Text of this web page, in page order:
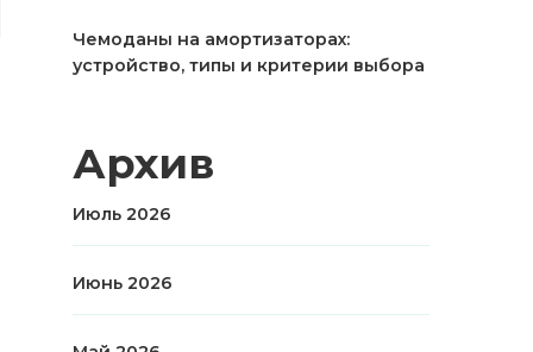
Чемоданы на амортизаторах:
устройство, типы и критерии выбора
Архив
Июль 2026
Июнь 2026